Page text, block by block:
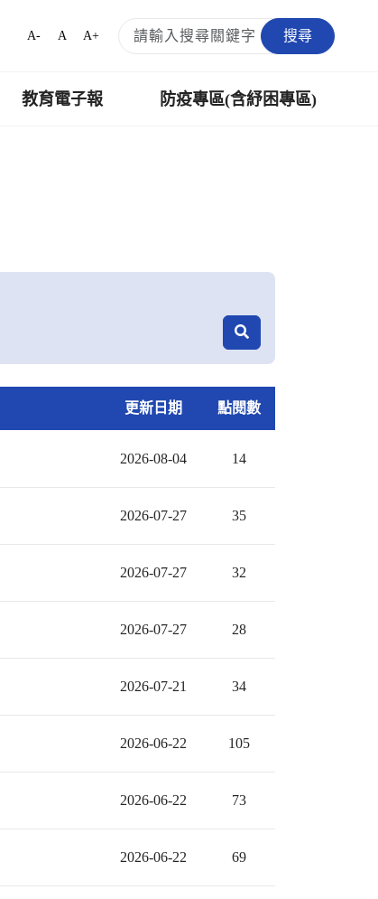
A- A A+ 搜尋
教育電子報 防疫專區(含紓困專區)
更新日期 點閱數
2026-08-04 14
2026-07-27 35
2026-07-27 32
2026-07-27 28
2026-07-21 34
2026-06-22 105
2026-06-22 73
2026-06-22 69